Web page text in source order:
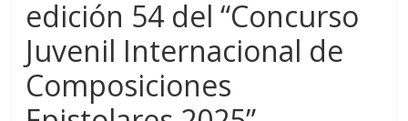
edición 54 del “Concurso
Juvenil Internacional de
Composiciones